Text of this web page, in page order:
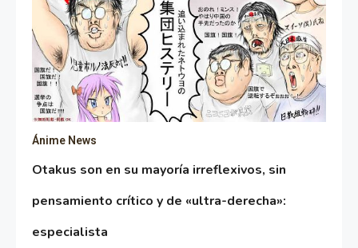
Ánime News
Otakus son en su mayoría irreflexivos, sin
pensamiento crítico y de «ultra-derecha»:
especialista